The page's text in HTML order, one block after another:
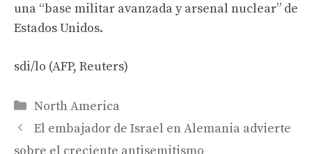
una “base militar avanzada y arsenal nuclear” de
Estados Unidos.
sdi/lo (AFP, Reuters)
Categories
North America
El embajador de Israel en Alemania advierte